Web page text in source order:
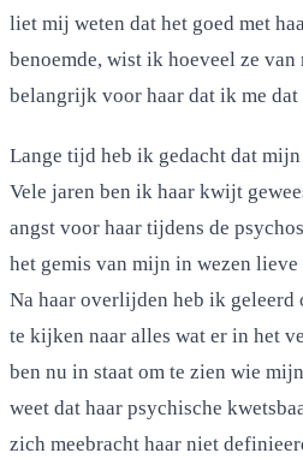
liet mij weten dat het goed met
benoemde, wist ik hoeveel ze
belangrijk voor haar dat ik me dat
Lange tijd heb ik gedacht dat
Vele jaren ben ik haar kwijt
angst voor haar tijdens de
het gemis van mijn in wezen lieve
Na haar overlijden heb ik geleerd
te kijken naar alles wat er in het
ben nu in staat om te zien wie
weet dat haar psychische
zich meebracht haar niet